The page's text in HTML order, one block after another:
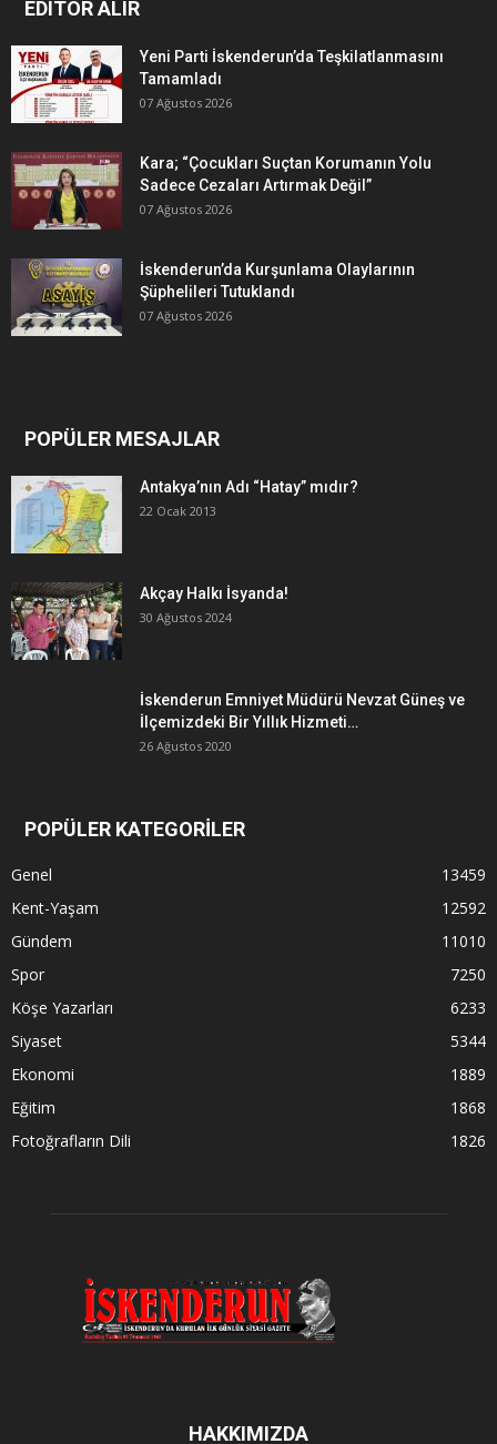
EDITÖR ALIR
Yeni Parti İskenderun’da Teşkilatlanmasını
Tamamladı
07 Ağustos 2026
Kara; “Çocukları Suçtan Korumanın Yolu
Sadece Cezaları Artırmak Değil”
07 Ağustos 2026
İskenderun’da Kurşunlama Olaylarının
Şüphelileri Tutuklandı
07 Ağustos 2026
POPÜLER MESAJLAR
Antakya’nın Adı “Hatay” mıdır?
22 Ocak 2013
Akçay Halkı İsyanda!
30 Ağustos 2024
İskenderun Emniyet Müdürü Nevzat Güneş ve
İlçemizdeki Bir Yıllık Hizmeti…
26 Ağustos 2020
POPÜLER KATEGORİLER
Genel
13459
Kent-Yaşam
12592
Gündem
11010
Spor
7250
Köşe Yazarları
6233
Siyaset
5344
Ekonomi
1889
Eğitim
1868
Fotoğrafların Dili
1826
HAKKIMIZDA